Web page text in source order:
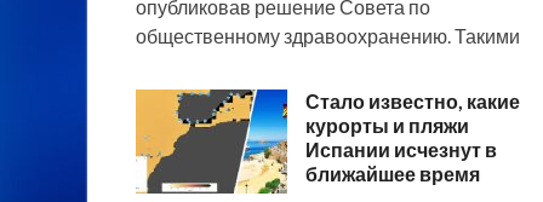
опубликовав решение Совета по
общественному здравоохранению. Такими
Стало известно, какие
курорты и пляжи
Испании исчезнут в
ближайшее время